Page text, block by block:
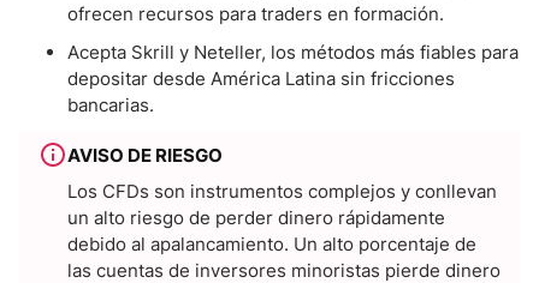
ofrecen recursos para traders en formación.
Acepta Skrill y Neteller, los métodos más fiables para
depositar desde América Latina sin fricciones
bancarias.
AVISO DE RIESGO
Los CFDs son instrumentos complejos y conllevan
un alto riesgo de perder dinero rápidamente
debido al apalancamiento. Un alto porcentaje de
las cuentas de inversores minoristas pierde dinero